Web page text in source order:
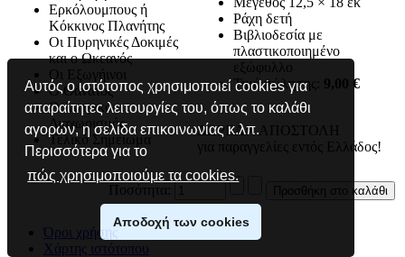
Αυτός ο ιστότοπος χρησιμοποιεί cookies για
απαραίτητες λειτουργίες του, όπως το καλάθι
αγορών, η σελίδα επικοινωνίας κ.λπ.
Περισσότερα για το
πώς χρησιμοποιούμε τα cookies.
Αποδοχή των cookies
Ερκόλουμπους ή
Κόκκινος Πλανήτης
Οι Πυρηνικές Δοκιμές
και ο Ωκεανός
Οι Εξωγήινοι
O Θάνατος
Ο Αστρικός
Διαχωρισμός
Τελικό Σημείωμα
Ράχη δετή
Βιβλιοδεσία με
πλαστικοποιημένο
εξώφυλλο
Τιμή πώλησης:
9,00 €
ΔΩΡΕΑΝ ΑΠΟΣΤΟΛΗ
για παραγγελίες εντός Ελλάδος!
Ποσότητα:
Όροι χρήσης
Χάρτης ιστότοπου